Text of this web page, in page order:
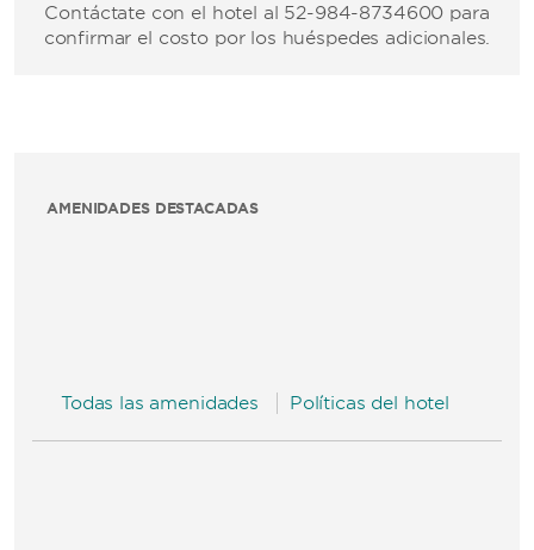
Contáctate con el hotel al 52-984-8734600 para
confirmar el costo por los huéspedes adicionales.
AMENIDADES DESTACADAS
Todas las amenidades Políticas del hotel